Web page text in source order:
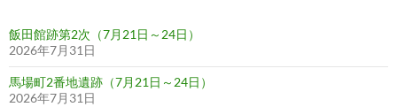
飯田館跡第2次（7月21日～24日）
2026年7月31日
馬場町2番地遺跡（7月21日～24日）
2026年7月31日